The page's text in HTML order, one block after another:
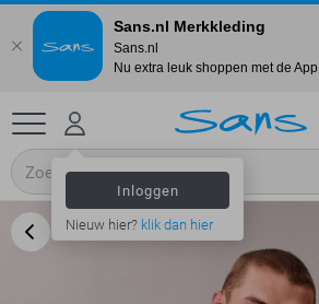
Inloggen
Nieuw hier? klik dan hier
Sans.nl Merkkleding
Sans.nl
Nu extra leuk shoppen met de App.